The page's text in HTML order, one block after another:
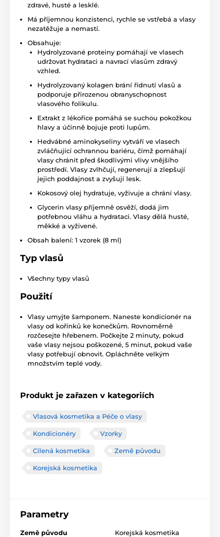
zdravé, husté a lesklé.
Má příjemnou konzistenci, rychle se vstřebá a vlasy
nezatěžuje a nemastí.
Obsahuje:
Hydrolyzované proteiny pomáhají ve vlasech
udržovat hydrataci a navrací vlasům zdravý
vzhled.
Hydrolyzovaný kolagen brání řídnutí vlasů a
podporuje přirozenou obranyschopnost
vlasového folikulu.
Extrakt z lékořice pomáhá se suchou pokožkou
hlavy a účinně bojuje proti lupům.
Hedvábné aminokyseliny vytváří ve vlasech
zvláčňující ochrannou bariéru, čímž pomáhají
vlasy chránit před škodlivými vlivy vnějšího
prostředí. Vlasy zvlhčují, regenerují a zlepšují
jejich poddajnost a zvyšují lesk.
Kokosový olej hydratuje, vyživuje a chrání vlasy.
Glycerin vlasy příjemně osvěží, dodá jim
potřebnou vláhu a hydrataci. Vlasy dělá husté,
měkké a vyživené.
Obsah balení: 1 vzorek (8 ml)
Typ vlasů
Všechny typy vlasů
Použití
Vlasy umyjte šamponem. Naneste kondicionér na
vlasy od kořínků ke konečkům. Rovnoměrně
rozčesejte hřebenem. Počkejte 2 minuty, pokud
vaše vlasy nejsou poškozené, 5 minut, pokud vaše
vlasy potřebují obnovit. Opláchněte velkým
množstvím teplé vody.
Produkt je zařazen v kategoriích
Vlasová kosmetika a Péče o vlasy
Kondicionéry Vzorky
Cílená kosmetika Země původu
Korejská kosmetika
Parametry
Země původu Korejská kosmetika